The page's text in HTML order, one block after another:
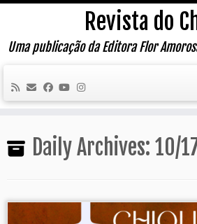
Skip
content
Revista do
Uma publicação da Editora Flor
Daily Archives: 10/